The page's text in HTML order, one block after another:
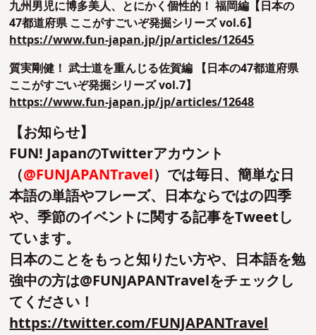
九州男児に博多美人、とにかく個性的！ 福岡編【日本の
47都道府県 ここがすごいぞ発掘シリーズ vol.6】
https://www.fun-japan.jp/jp/articles/12645
質実剛健！ 武士道を重んじる佐賀編 【日本の47都道府県
ここがすごいぞ発掘シリーズ vol.7】
https://www.fun-japan.jp/jp/articles/12648
【お知らせ】
FUN! JapanのTwitterアカウント
（@FUNJAPANTravel）では毎日、簡単な日
本語の単語やフレーズ、日本ならではの四季
や、季節のイベントに関する記事をTweetし
ています。
日本のことをもっと知りたい方や、日本語を勉
強中の方は@FUNJAPANTravelをチェックし
てください！
https://twitter.com/FUNJAPANTravel